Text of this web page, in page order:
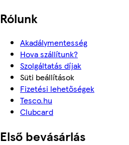
Rólunk
Akadálymentesség
Hova szállítunk?
Szolgáltatás díjak
Süti beállítások
Fizetési lehetőségek
Tesco.hu
Clubcard
Első bevásárlás